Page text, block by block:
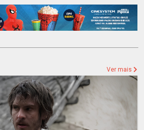
Ver mais